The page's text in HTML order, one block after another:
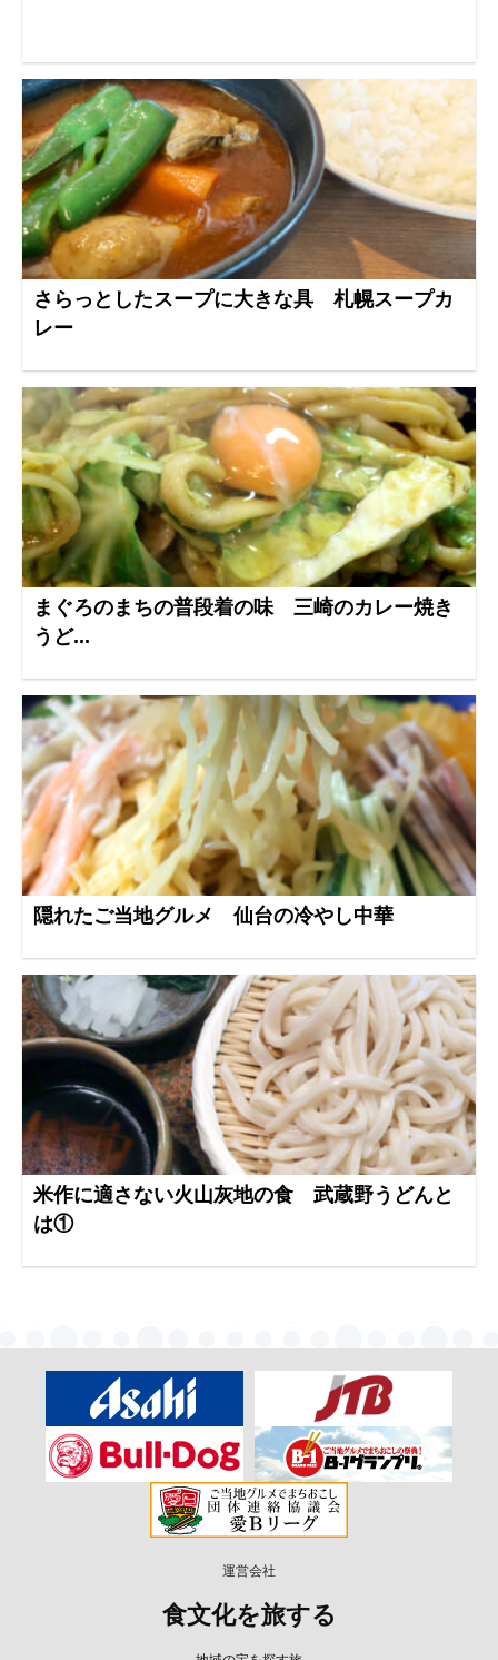
さらっとしたスープに大きな具 札幌スープカ
レー
まぐろのまちの普段着の味 三崎のカレー焼き
うど...
隠れたご当地グルメ 仙台の冷やし中華
米作に適さない火山灰地の食 武蔵野うどんと
は①
運営会社
食文化を旅する